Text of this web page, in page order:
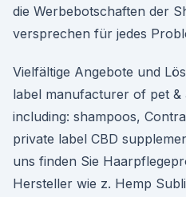
die Werbebotschaften der
versprechen für jedes
Vielfältige Angebote und
label manufacturer of pet &
including: shampoos,
private label CBD
uns finden Sie
Hersteller wie z. Hemp